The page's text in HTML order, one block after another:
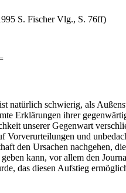
S. Fischer Vlg., S. 76ff)
natürlich schwierig, als
Erklärungen ihrer
unserer Gegenwart
und
den Ursachen nachgehen,
kann, vor allem den
das diesen Aufstieg